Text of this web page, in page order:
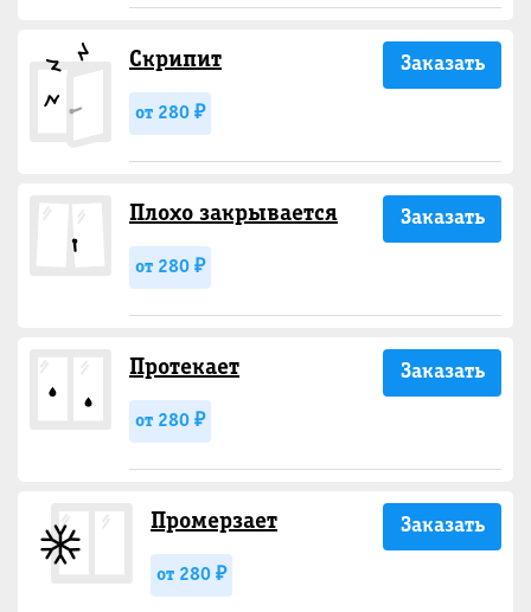
Скрипит
от 280 ₽
Заказать
Плохо закрывается
от 280 ₽
Заказать
Протекает
от 280 ₽
Заказать
Промерзает
от 280 ₽
Заказать